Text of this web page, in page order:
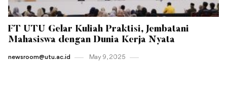
FT UTU Gelar Kuliah Praktisi, Jembatani
Mahasiswa dengan Dunia Kerja Nyata
newsroom@utu.ac.id May 9 , 2025